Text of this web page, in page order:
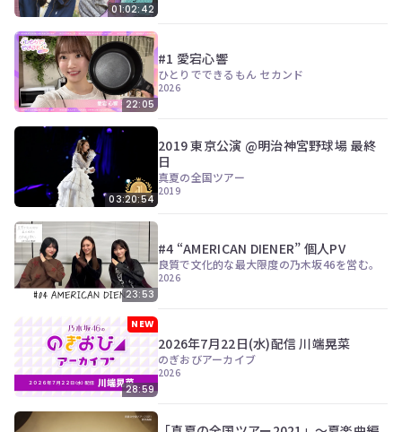
01:02:42
22:05
#1 愛宕心響
ひとりでできるもん セカンド
2026
03:20:54
2019 東京公演 @明治神宮野球場 最終
日
真夏の全国ツアー
2019
23:53
#4 “AMERICAN DIENER” 個人PV
良質で文化的な最大限度の乃木坂46を営む。
2026
NEW
28:59
2026年7月22日(水)配信 川端晃菜
のぎおびアーカイブ
2026